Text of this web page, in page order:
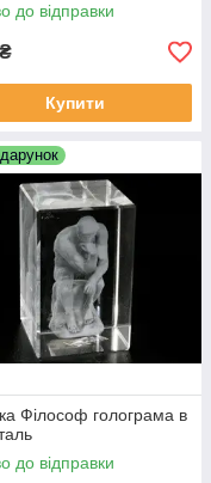
до відправки
₴
Купити
Філософ голограма в
до відправки